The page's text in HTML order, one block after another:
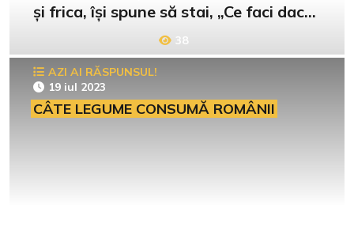
și frica, își spune să stai, „Ce faci dacă
te prinde nevasta?”38
AZI AI RĂSPUNSUL!
19 iul 2023
CÂTE LEGUME CONSUMĂ ROMÂNII